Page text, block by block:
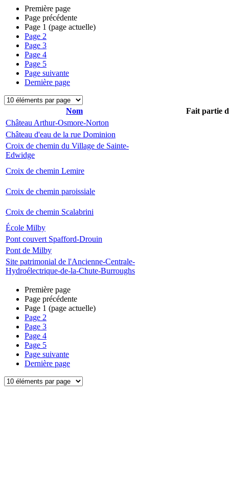
Première page
Page précédente
Page 1 (page actuelle)
Page 2
Page 3
Page 4
Page 5
Page suivante
Dernière page
Nom
Fait partie
Château Arthur-Osmore-Norton
Château d'eau de la rue Dominion
Croix de chemin du Village de Sainte-
Edwidge
Croix de chemin Lemire
Croix de chemin paroissiale
Croix de chemin Scalabrini
École Milby
Pont couvert Spafford-Drouin
Pont de Milby
Site patrimonial de l'Ancienne-Centrale-
Hydroélectrique-de-la-Chute-Burroughs
Première page
Page précédente
Page 1 (page actuelle)
Page 2
Page 3
Page 4
Page 5
Page suivante
Dernière page